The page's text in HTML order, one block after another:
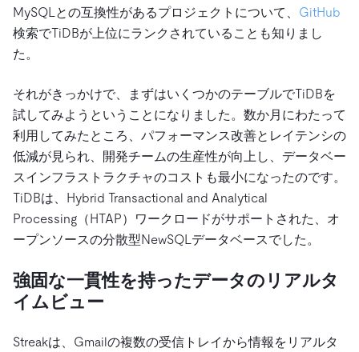
MySQLとの互換性があるプロジェクトについて、 GitHub
検索でTiDBが上位にランクされていることも知りまし
た。
それがきっかけで、まずはいくつかのテーブルでTiDBを
試してみようということになりました。数か月にわたって
利用してみたところ、パフォーマンス改善とレイテンシの
低減が見られ、開発チームの生産性が向上し、データベー
スインフラストラクチャのコストも最小になったのです。
TiDBは、Hybrid Transactional and Analytical
Processing（HTAP）ワークロードがサポートされた、オ
ープンソースの分散型NewSQLデータベースでした。
強固な一貫性を持ったデータのリアルタ
イムビュー
Streakは、Gmailの複数の受信トレイから情報をリアルタ